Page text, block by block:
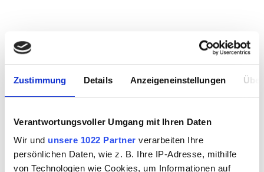
Zustimmung Details Anzeigeneinstellungen
Verantwortungsvoller Umgang mit Ihren Daten
Wir und unsere 1022 Partner verarbeiten Ihre
persönlichen Daten, wie z. B. Ihre IP-Adresse, mithilfe
von Technologien wie Cookies, um Informationen auf